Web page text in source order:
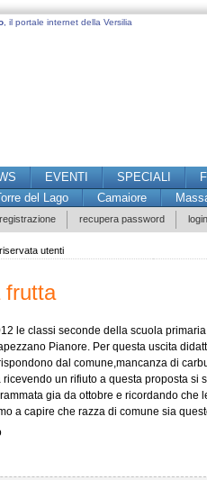
, il portale internet della Versilia
EVENTI SPECIALI
del Lago Camaiore
registrazione recupera password
utenti
frutta
le classi seconde della scuola
Pianore. Per questa uscita
dal comune,mancanza di
un rifiuto a questa proposta
gia da ottobre e ricordando
a capire che razza di comune sia